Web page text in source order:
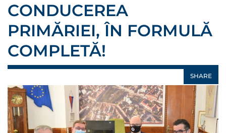
CONDUCEREA
PRIMĂRIEI, ÎN FORMULĂ
COMPLETĂ!
SHARE